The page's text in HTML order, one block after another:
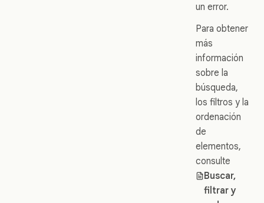
un error.
Para obtener
más
información
sobre la
búsqueda,
los filtros y la
ordenación
de
elementos,
consulte
Buscar,
filtrar y